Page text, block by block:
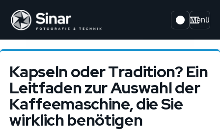
Menü
Kapseln oder Tradition? Ein
Leitfaden zur Auswahl der
Kaffeemaschine, die Sie
wirklich benötigen